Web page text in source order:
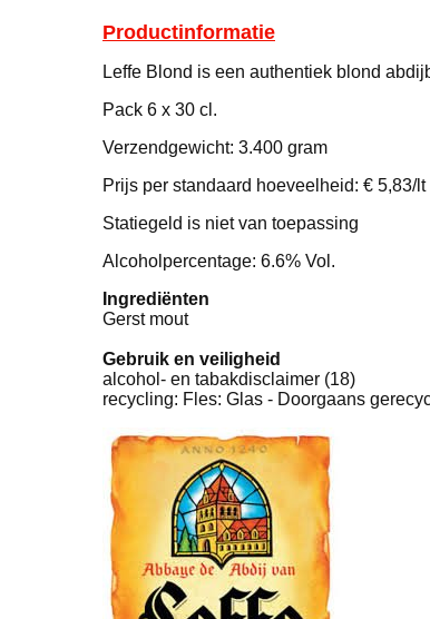
Productinformatie
Leffe Blond is een authentiek blond
Pack 6 x 30 cl.
Verzendgewicht: 3.400 gram
Prijs per standaard hoeveelheid: € 5,83/lt
Statiegeld is niet van toepassing
Alcoholpercentage: 6.6% Vol.
Ingrediënten
Gerst mout
Gebruik en veiligheid
alcohol- en tabakdisclaimer (18)
recycling: Fles: Glas - Doorgaans